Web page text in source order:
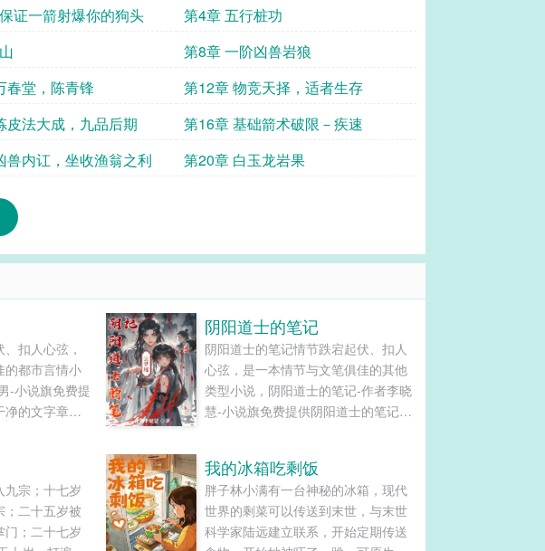
证一箭射爆你的狗头
第4章 五行桩功
第8章 一阶凶兽岩狼
春堂，陈青锋
第12章 物竞天择，适者生存
皮法大成，九品后期
第16章 基础箭术破限－疾速
兽内讧，坐收渔翁之利 第20章 白玉龙岩果
扣人心弦，
的都市言情小
-小说旗免费提
净的文字章节
阴阳道士的笔记
阴阳道士的笔记情节跌宕起伏、扣人
心弦，是一本情节与文笔俱佳的其他
类型小说，阴阳道士的笔记-作者李晓
慧-小说旗免费提供阴阳道士的笔记最
九宗；十七岁
；二十五岁被
门；二十七岁
我的冰箱吃剩饭
胖子林小满有一台神秘的冰箱，现代
世界的剩菜可以传送到末世，与末世
科学家陆远建立联系，开始定期传送